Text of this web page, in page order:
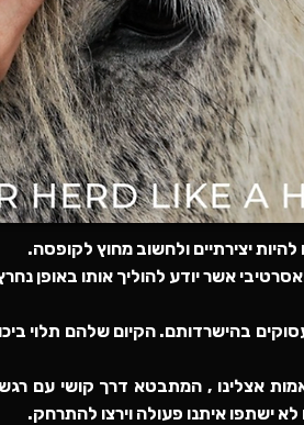
יצירתיים ולחשוב מחוץ לקופסה.
אשר יודע להוליך אותו באופן
בהישרדותם. הקיום שלהם תלוי
אצלינו , המתבטא דרך קושי עם
לא ישתפו איתנו פעולה וירצו להתרחק.